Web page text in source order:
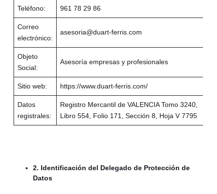
Teléfono: 961 78 29 86
Correo
electrónico:
asesoria@duart-ferris.com
Objeto
Social:
Asesoría empresas y profesionales
Sitio web: https://www.duart-ferris.com/
Datos
registrales:
Registro Mercantil de VALENCIA Tomo 3240,
Libro 554, Folio 171, Sección 8, Hoja V 7795
2. Identificación del Delegado de Protección de
Datos